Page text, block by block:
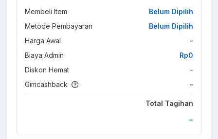
Membeli Item
Belum Dipilih
Metode Pembayaran
Belum Dipilih
Harga Awal
-
Biaya Admin
Rp0
Diskon Hemat
-
Gimcashback
-
Total Tagihan
-